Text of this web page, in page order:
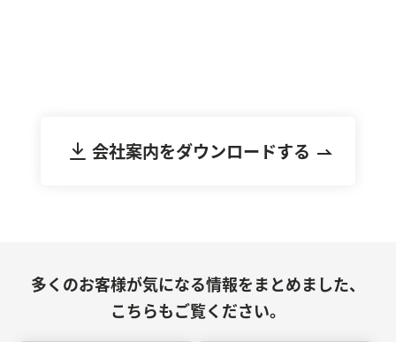
会社案内をダウンロードする
多くのお客様が気になる情報をまとめました、
こちらもご覧ください。